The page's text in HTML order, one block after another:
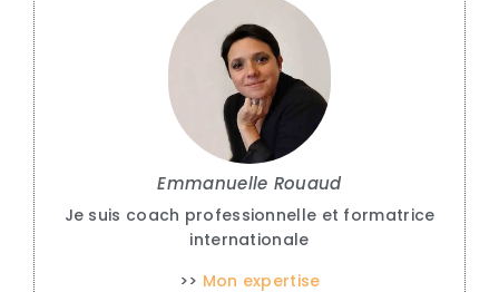
Emmanuelle Rouaud
Je suis coach professionnelle et formatrice
internationale
>> Mon expertise